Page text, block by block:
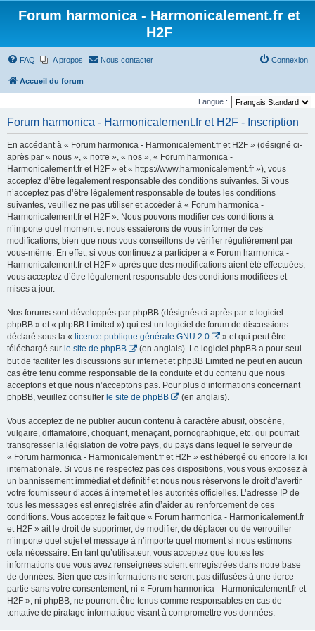
Forum harmonica - Harmonicalement.fr et
H2F
FAQ A propos Nous contacter Connexion
Accueil du forum
Langue :
Forum harmonica - Harmonicalement.fr et H2F - Inscription
En accédant à « Forum harmonica - Harmonicalement.fr et H2F » (désigné ci-
après par « nous », « notre », « nos », « Forum harmonica -
Harmonicalement.fr et H2F » et « https://www.harmonicalement.fr »), vous
acceptez d’être légalement responsable des conditions suivantes. Si vous
n’acceptez pas d’être légalement responsable de toutes les conditions
suivantes, veuillez ne pas utiliser et accéder à « Forum harmonica -
Harmonicalement.fr et H2F ». Nous pouvons modifier ces conditions à
n’importe quel moment et nous essaierons de vous informer de ces
modifications, bien que nous vous conseillons de vérifier régulièrement par
vous-même. En effet, si vous continuez à participer à « Forum harmonica -
Harmonicalement.fr et H2F » après que des modifications aient été effectuées,
vous acceptez d’être légalement responsable des conditions modifiées et
mises à jour.
Nos forums sont développés par phpBB (désignés ci-après par « logiciel
phpBB » et « phpBB Limited ») qui est un logiciel de forum de discussions
déclaré sous la « licence publique générale GNU 2.0
» et qui peut être
téléchargé sur le site de phpBB
(en anglais). Le logiciel phpBB a pour seul
but de faciliter les discussions sur internet et phpBB Limited ne peut en aucun
cas être tenu comme responsable de la conduite et du contenu que nous
acceptons et que nous n’acceptons pas. Pour plus d’informations concernant
phpBB, veuillez consulter le site de phpBB (en anglais).
Vous acceptez de ne publier aucun contenu à caractère abusif, obscène,
vulgaire, diffamatoire, choquant, menaçant, pornographique, etc. qui pourrait
transgresser la législation de votre pays, du pays dans lequel le serveur de
« Forum harmonica - Harmonicalement.fr et H2F » est hébergé ou encore la loi
internationale. Si vous ne respectez pas ces dispositions, vous vous exposez à
un bannissement immédiat et définitif et nous nous réservons le droit d’avertir
votre fournisseur d’accès à internet et les autorités officielles. L’adresse IP de
tous les messages est enregistrée afin d’aider au renforcement de ces
conditions. Vous acceptez le fait que « Forum harmonica - Harmonicalement.fr
et H2F » ait le droit de supprimer, de modifier, de déplacer ou de verrouiller
n’importe quel sujet et message à n’importe quel moment si nous estimons
cela nécessaire. En tant qu’utilisateur, vous acceptez que toutes les
informations que vous avez renseignées soient enregistrées dans notre base
de données. Bien que ces informations ne seront pas diffusées à une tierce
partie sans votre consentement, ni « Forum harmonica - Harmonicalement.fr et
H2F », ni phpBB, ne pourront être tenus comme responsables en cas de
tentative de piratage informatique visant à compromettre vos données.